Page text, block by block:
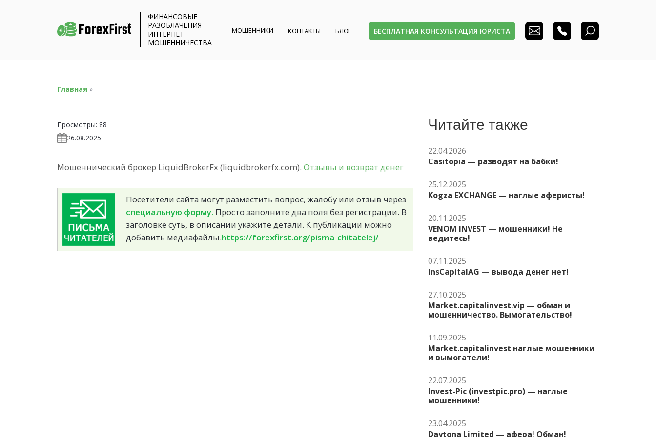
ФИНАНСОВЫЕ
РАЗОБЛАЧЕНИЯ
ИНТЕРНЕТ-
МОШЕННИЧЕСТВА
МОШЕННИКИ КОНТАКТЫ БЛОГ БЕСПЛАТНАЯ КОНСУЛЬТАЦИЯ ЮРИСТА
Главная »
Просмотры: 88
26.08.2025
Мошеннический брокер LiquidBrokerFx (liquidbrokerfx.com). Отзывы и возврат денег
Посетители сайта могут разместить вопрос, жалобу или отзыв через
специальную форму. Просто заполните два поля без регистрации. В
заголовке суть, в описании укажите детали. К публикации можно
добавить медиафайлы.https://forexfirst.org/pisma-chitatelej/
Читайте также
22.04.2026
Casitopia — разводят на бабки!
25.12.2025
Kogza EXCHANGE — наглые аферисты!
20.11.2025
VENOM INVEST — мошенники! Не
ведитесь!
07.11.2025
InsCapitalAG — вывода денег нет!
27.10.2025
Market.capitalinvest.vip — обман и
мошенничество. Вымогательство!
11.09.2025
Market.capitalinvest наглые мошенники
и вымогатели!
22.07.2025
Invest-Pic (investpic.pro) — наглые
мошенники!
23.04.2025
Daytona Limited — афера! Обман!